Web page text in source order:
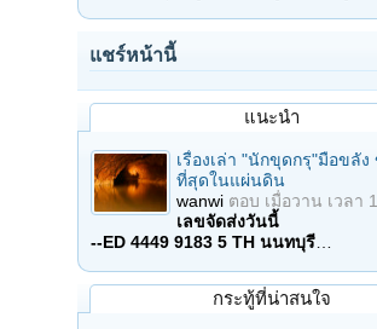
แชร์หน้านี้
แนะนำ
เรื่องเล่า "นักขุดกรุ"มือขลัง
ที่สุดในแผ่นดิน
wanwi ตอบ เมื่อวาน เวลา
เลขจัดส่งวันนี้
--ED 4449 9183 5 TH นนทบุรี
กระทู้ที่น่าสนใจ